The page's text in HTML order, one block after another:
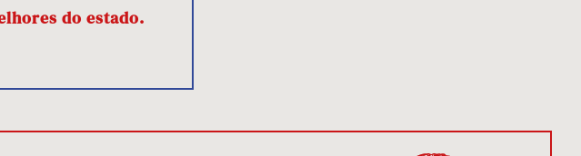
do estado.